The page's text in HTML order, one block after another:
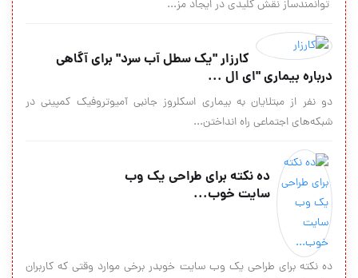
توانمندساز نقش کلیدی در ایجاد مز...
کارزار "یک سطل آب سرد" برای آگاهی
درباره بیماری "ای‌ ال ‌...
دو نفر از مبتلایان به بیماری اسکلروز جانبی آمیوتروفیک کمپینی در
شبکه‌های اجتماعی راه انداختن...
ده نکته براي طراحي يك وب
سايت خوب...
ده نکته براي طراحي يك وب سايت خوبدر برخي موارد وقتي که کاربران